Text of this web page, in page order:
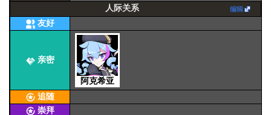
人际关系 编辑
友好
亲密
阿克希亚
追随
崇拜